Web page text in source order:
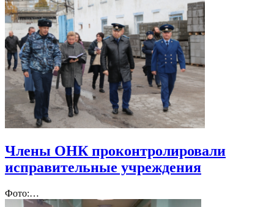
Члены ОНК проконтролировали
исправительные учреждения
Фото:…